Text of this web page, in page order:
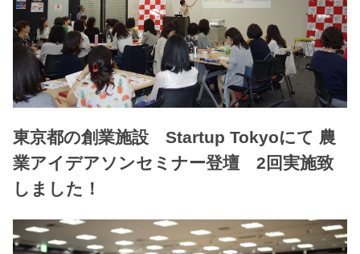
東京都の創業施設 Startup Tokyoにて 農
業アイデアソンセミナー登壇 2回実施致
しました！